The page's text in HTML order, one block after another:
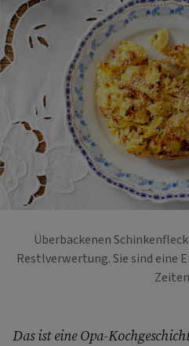
Überbackenen
Restlverwertung. Sie sind eine
Das ist eine Opa-